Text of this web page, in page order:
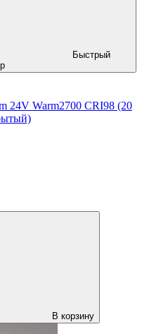
Быстрый
24V Warm2700 CRI98 (20
В корзину